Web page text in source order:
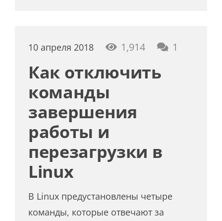
10 апреля 2018 1,914 1
Как отключить
команды
завершения
работы и
перезагрузки в
Linux
В Linux предустановлены четыре
команды, которые отвечают за